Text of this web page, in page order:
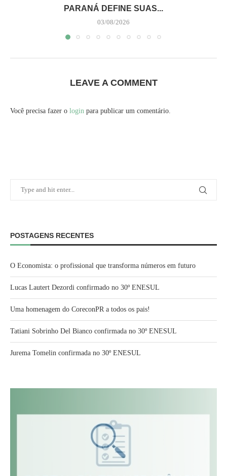
PARANÁ DEFINE SUAS...
03/08/2026
LEAVE A COMMENT
Você precisa fazer o login para publicar um comentário.
POSTAGENS RECENTES
O Economista: o profissional que transforma números em futuro
Lucas Lautert Dezordi confirmado no 30º ENESUL
Uma homenagem do CoreconPR a todos os pais!
Tatiani Sobrinho Del Bianco confirmada no 30º ENESUL
Jurema Tomelin confirmada no 30º ENESUL